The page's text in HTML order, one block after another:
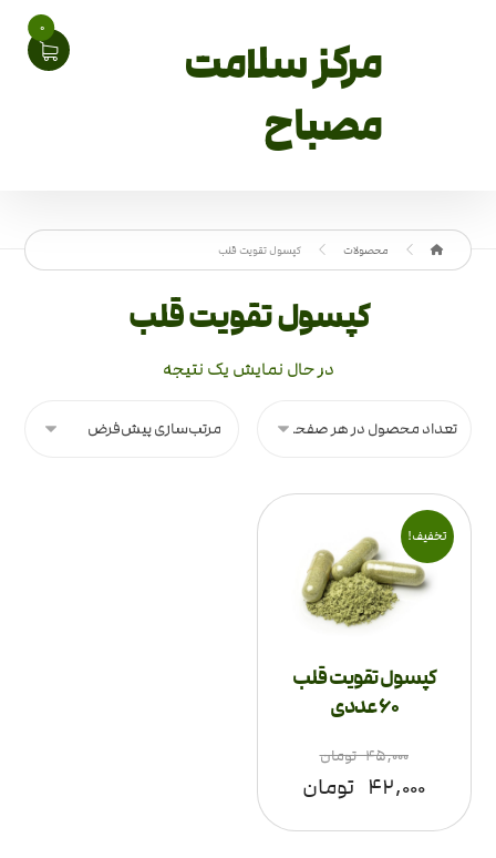
مرکز سلامت
مصباح
0
محصولات کپسول تقویت قلب
کپسول تقویت قلب
در حال نمایش یک نتیجه
کپسول تقویت قلب
60 عددی
۴۵,۰۰۰ تومان
۴۲,۰۰۰ تومان
تخفیف!